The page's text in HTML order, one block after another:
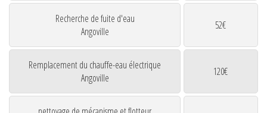
Recherche de fuite d'eau
Angoville
52€
Remplacement du chauffe-eau électrique
Angoville
120€